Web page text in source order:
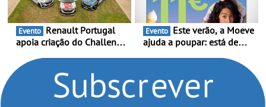
Evento
apoia criação do Challenge
compromisso com o
automobilismo nacional
continua em 2026
Evento
ajuda a poupar: está de
Volta” com descontos de